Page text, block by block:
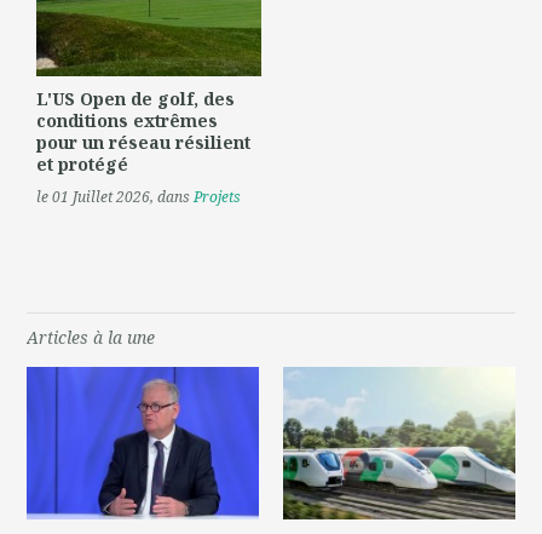
L'US Open de golf, des
conditions extrêmes
pour un réseau résilient
et protégé
le 01 Juillet 2026, dansProjets
Articles à la une